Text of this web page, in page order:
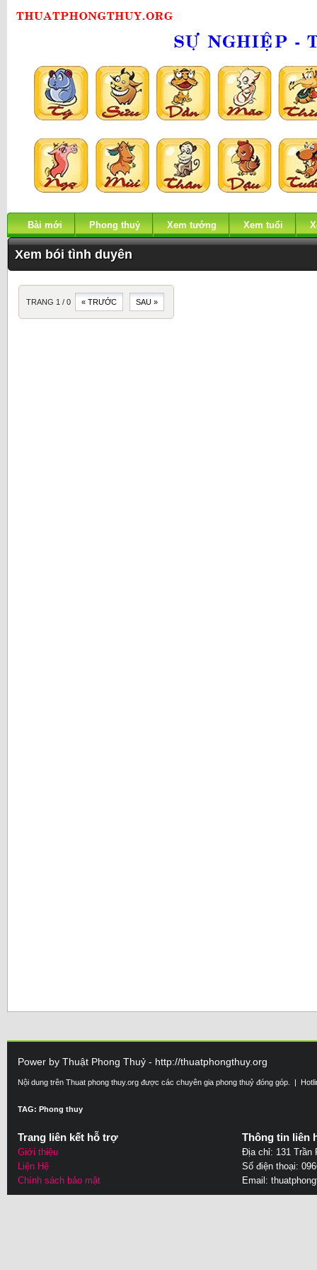
Bài mới Phong thuỷ Xem tướng Xem tuổi
Xem bói tình duyên
TRANG 1 / 0 « TRƯỚC SAU »
Power by Thuật Phong Thuỷ - http://thuatphongthuy.org
Nội dung trên Thuat phong thuy.org được các chuyên gia phong thuỷ đóng góp. |
TAG: Phong thuy
Trang liên kết hỗ trợ
Giới thiệu
Liện Hệ
Chính sách bảo mật
Thông tin liên
Địa chỉ: 131 Trần
Số điện thoại:
Email: